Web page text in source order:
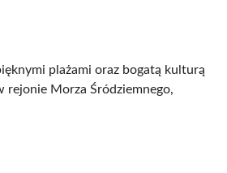
plażami oraz bogatą kulturą
rejonie Morza Śródziemnego,